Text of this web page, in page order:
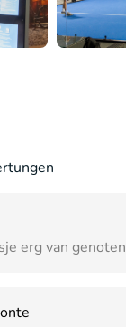
erg van genoten